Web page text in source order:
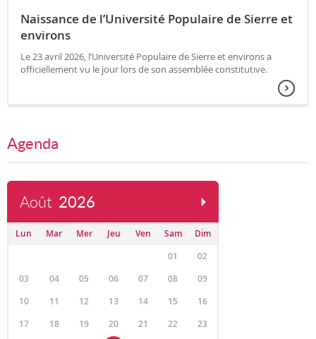
Naissance de l’Université Populaire de Sierre et
environs
Le 23 avril 2026, l’Université Populaire de Sierre et environs a
officiellement vu le jour lors de son assemblée constitutive.
Agenda
Août 2026
Lun Mar Mer Jeu Ven Sam
Dim
01
02
03
04 05 06 07 08
09
10
11 12 13 14 15
16
17
18 19 20 21 22
23